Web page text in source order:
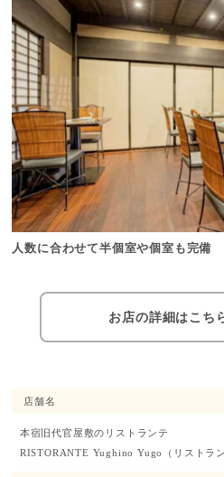
人数に合わせて半個室や個室も完備
お店の詳細はこち
店舗名
本宿旧代官屋敷のリストランテ
RISTORANTE Yughino Yugo
（リストラ